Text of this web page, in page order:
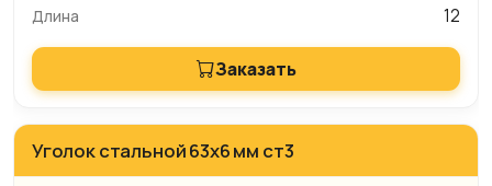
12
Заказать
Уголок стальной 63х6 мм ст3